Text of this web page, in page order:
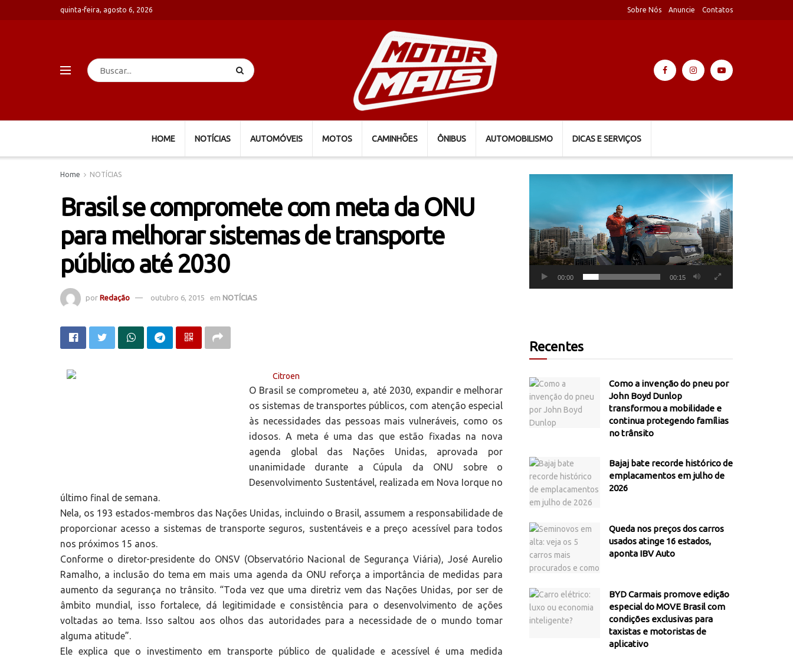
quinta-feira, agosto 6, 2026 Sobre Nós Anuncie Contatos
HOME NOTÍCIAS AUTOMÓVEIS MOTOS CAMINHÕES ÔNIBUS AUTOMOBILISMO DICAS E SERVIÇOS
Home NOTÍCIAS
Brasil se compromete com meta da ONU
para melhorar sistemas de transporte
público até 2030
por Redação outubro 6, 2015 em NOTÍCIAS
O Brasil se comprometeu a, até 2030, expandir e melhorar
os sistemas de transportes públicos, com atenção especial
às necessidades das pessoas mais vulneráveis, como os
idosos. A meta é uma das que estão fixadas na nova
agenda global das Nações Unidas, aprovada por
unanimidade durante a Cúpula da ONU sobre o
Desenvolvimento Sustentável, realizada em Nova Iorque no
último final de semana.
Nela, os 193 estados-membros das Nações Unidas, incluindo o Brasil, assumem a responsabilidade de
proporcionar acesso a sistemas de transporte seguros, sustentáveis e a preço acessível para todos
nos próximos 15 anos.
Conforme o diretor-presidente do ONSV (Observatório Nacional de Segurança Viária), José Aurelio
Ramalho, a inclusão do tema em mais uma agenda da ONU reforça a importância de medidas para
aumento da segurança no trânsito. “Toda vez que uma diretriz vem das Nações Unidas, por ser de
âmbito mundial, isso fortalece, dá legitimidade e consistência para o desenvolvimento de ações
voltadas ao tema. Isso saltou aos olhos das autoridades para a necessidade de o mundo tomar
alguma atitude”.
Ele explica que o investimento em transporte público de qualidade e acessível é uma medida
00:00 00:15
Recentes
Como a invenção do pneu por
John Boyd Dunlop
transformou a mobilidade e
continua protegendo famílias
no trânsito
Bajaj bate recorde histórico de
emplacamentos em julho de
2026
Queda nos preços dos carros
usados atinge 16 estados,
aponta IBV Auto
BYD Carmais promove edição
especial do MOVE Brasil com
condições exclusivas para
taxistas e motoristas de
aplicativo